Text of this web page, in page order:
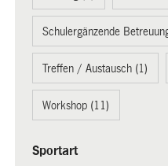
Schulergänzende
Treffen / Austausch (1)
Workshop (11)
Sportart